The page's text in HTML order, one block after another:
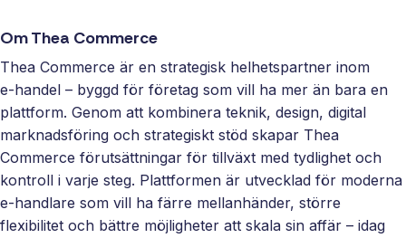
Om Thea Commerce
Thea Commerce är en strategisk helhetspartner inom
e‑handel – byggd för företag som vill ha mer än bara en
plattform. Genom att kombinera teknik, design, digital
marknadsföring och strategiskt stöd skapar Thea
Commerce förutsättningar för tillväxt med tydlighet och
kontroll i varje steg. Plattformen är utvecklad för moderna
e‑handlare som vill ha färre mellanhänder, större
flexibilitet och bättre möjligheter att skala sin affär – idag